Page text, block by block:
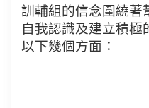
訓輔組的信念圍繞著
自我認識及建立積極
以下幾個方面：